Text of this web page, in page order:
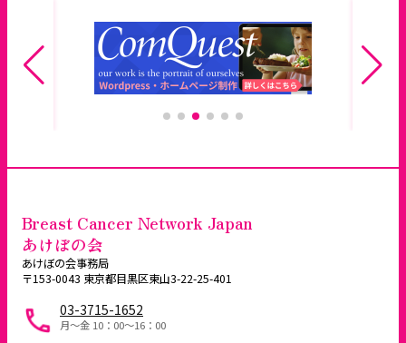
Breast Cancer Network Japan
あけぼの会
あけぼの会事務局
〒153-0043 東京都目黒区東山3-22-25-401
03-3715-1652
月～金 10：00〜16：00